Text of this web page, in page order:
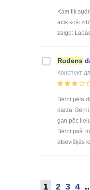
Kam tik
acīs koši
zaigo:
Rudens
Конспект
Bērni pēta
dārza.
gan pēc
Bērni paši
atsevišķās
1 2 3 4 ..